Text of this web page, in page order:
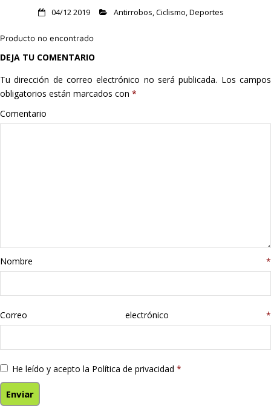
Deportes
Hogar
Informática
Stanley
libros
04/12 2019 Antirrobos,Ciclismo,Deportes
Producto no encontrado
DEJA TU COMENTARIO
Tu dirección de correo electrónico no será publicada. Los campos
obligatorios están marcados con *
Comentario
Nombre *
Correo electrónico *
He leído y acepto la Política de privacidad *